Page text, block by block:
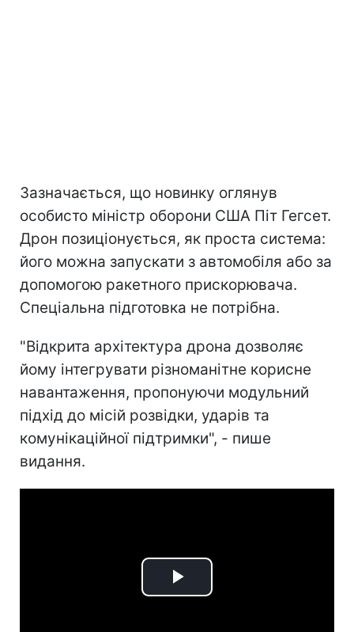
Зазначається, що новинку оглянув
особисто міністр оборони США Піт Гегсет.
Дрон позиціонується, як проста система:
його можна запускати з автомобіля або за
допомогою ракетного прискорювача.
Спеціальна підготовка не потрібна.
"Відкрита архітектура дрона дозволяє
йому інтегрувати різноманітне корисне
навантаження, пропонуючи модульний
підхід до місій розвідки, ударів та
комунікаційної підтримки", - пише
видання.
Play